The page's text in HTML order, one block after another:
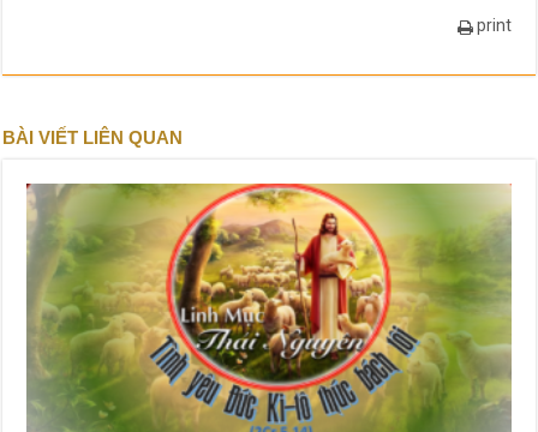
print
BÀI VIẾT LIÊN QUAN